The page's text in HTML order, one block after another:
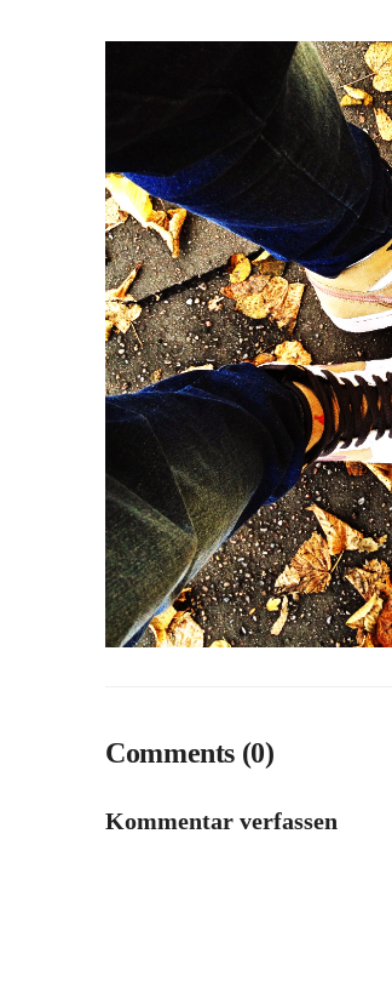
Comments (0)
Kommentar verfassen